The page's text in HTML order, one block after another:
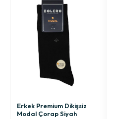
Erkek Premium Dikişsiz
Modal Çorap Siyah